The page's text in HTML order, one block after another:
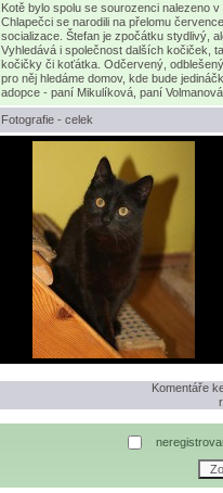
Kotě bylo spolu se sourozenci nalezeno
Chlapečci se narodili na přelomu
socializace. Štefan je zpočátku stydlivý,
Vyhledává i společnost dalších kočiček,
kočičky či koťátka. Odčervený,
pro něj hledáme domov, kde bude
adopce - paní Mikulíková, paní Volmanová
Fotografie - celek
Komentáře